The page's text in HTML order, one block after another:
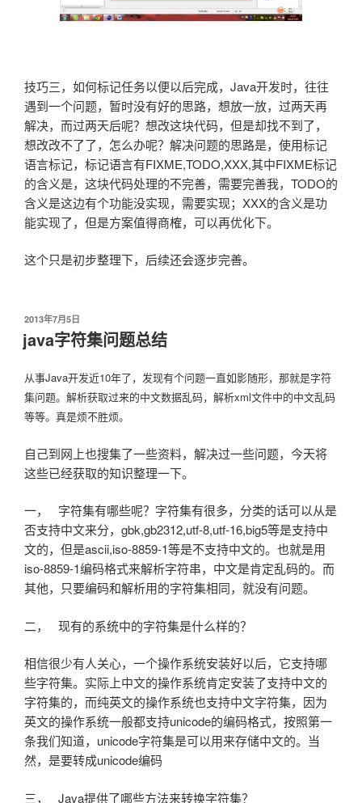
技巧三，如何标记任务以便以后完成，Java开发时，往往
遇到一个问题，暂时没有好的思路，想放一放，过两天再
解决，而过两天后呢？想改这块代码，但是却找不到了，
想改改不了了，怎么办呢？解决问题的思路是，使用标记
语言标记，标记语言有FIXME,TODO,XXX,其中FIXME标记
的含义是，这块代码处理的不完善，需要完善我，TODO的
含义是这边有个功能没实现，需要实现；XXX的含义是功
能实现了，但是方案值得商榷，可以再优化下。
这个只是初步整理下，后续还会逐步完善。
发
布
于
2013年7月5日
java字符集问题总结
从事Java开发近10年了，发现有个问题一直如影随形，那就是字符
集问题。解析获取过来的中文数据乱码，解析xml文件中的中文乱码
等等。真是烦不胜烦。
自己到网上也搜集了一些资料，解决过一些问题，今天将
这些已经获取的知识整理一下。
一， 字符集有哪些呢？字符集有很多，分类的话可以从是
否支持中文来分，gbk,gb2312,utf-8,utf-16,big5等是支持中
文的，但是ascii,iso-8859-1等是不支持中文的。也就是用
iso-8859-1编码格式来解析字符串，中文是肯定乱码的。而
其他，只要编码和解析用的字符集相同，就没有问题。
二， 现有的系统中的字符集是什么样的？
相信很少有人关心，一个操作系统安装好以后，它支持哪
些字符集。实际上中文的操作系统肯定安装了支持中文的
字符集的，而纯英文的操作系统也支持中文字符集，因为
英文的操作系统一般都支持unicode的编码格式，按照第一
条我们知道，unicode字符集是可以用来存储中文的。当
然，是要转成unicode编码
三， Java提供了哪些方法来转换字符集？